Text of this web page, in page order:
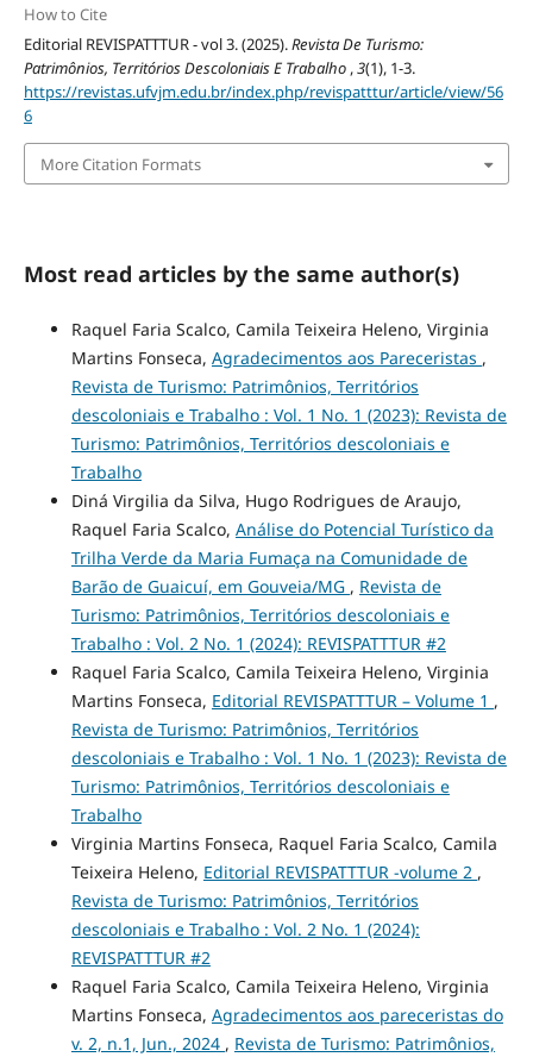
How to Cite
Editorial REVISPATTTUR - vol 3. (2025).Revista De Turismo:
Patrimônios, Territórios Descoloniais E Trabalho ,3(1), 1-3.
https://revistas.ufvjm.edu.br/index.php/revispatttur/article/view/56
6
More Citation Formats
Most read articles by the same author(s)
Raquel Faria Scalco, Camila Teixeira Heleno, Virginia
Martins Fonseca, Agradecimentos aos Pareceristas ,
Revista de Turismo: Patrimônios, Territórios
descoloniais e Trabalho : Vol. 1 No. 1 (2023): Revista de
Turismo: Patrimônios, Territórios descoloniais e
Trabalho
Diná Virgilia da Silva, Hugo Rodrigues de Araujo,
Raquel Faria Scalco, Análise do Potencial Turístico da
Trilha Verde da Maria Fumaça na Comunidade de
Barão de Guaicuí, em Gouveia/MG , Revista de
Turismo: Patrimônios, Territórios descoloniais e
Trabalho : Vol. 2 No. 1 (2024): REVISPATTTUR #2
Raquel Faria Scalco, Camila Teixeira Heleno, Virginia
Martins Fonseca, Editorial REVISPATTTUR – Volume 1 ,
Revista de Turismo: Patrimônios, Territórios
descoloniais e Trabalho : Vol. 1 No. 1 (2023): Revista de
Turismo: Patrimônios, Territórios descoloniais e
Trabalho
Virginia Martins Fonseca, Raquel Faria Scalco, Camila
Teixeira Heleno, Editorial REVISPATTTUR -volume 2 ,
Revista de Turismo: Patrimônios, Territórios
descoloniais e Trabalho : Vol. 2 No. 1 (2024):
REVISPATTTUR #2
Raquel Faria Scalco, Camila Teixeira Heleno, Virginia
Martins Fonseca, Agradecimentos aos pareceristas do
v. 2, n.1, Jun., 2024 , Revista de Turismo: Patrimônios,